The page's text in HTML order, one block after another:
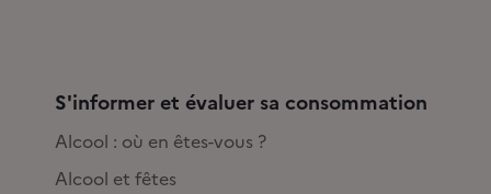
S'informer et évaluer sa consommation
Alcool : où en êtes-vous ?
Alcool et fêtes